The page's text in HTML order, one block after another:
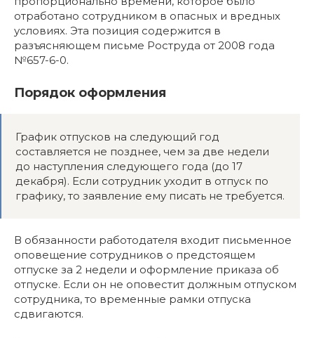
отработано сотрудником в опасных и вредных
условиях. Эта позиция содержится в
разъясняющем письме Роструда от 2008 года
№657-6-0.
Порядок оформления
График отпусков на следующий год
составляется не позднее, чем за две недели
до наступления следующего года (до 17
декабря). Если сотрудник уходит в отпуск по
графику, то заявление ему писать не требуется.
В обязанности работодателя входит письменное
оповещение сотрудников о предстоящем
отпуске за 2 недели и оформление приказа об
отпуске. Если он не оповестит должным отпуском
сотрудника, то временные рамки отпуска
сдвигаются.